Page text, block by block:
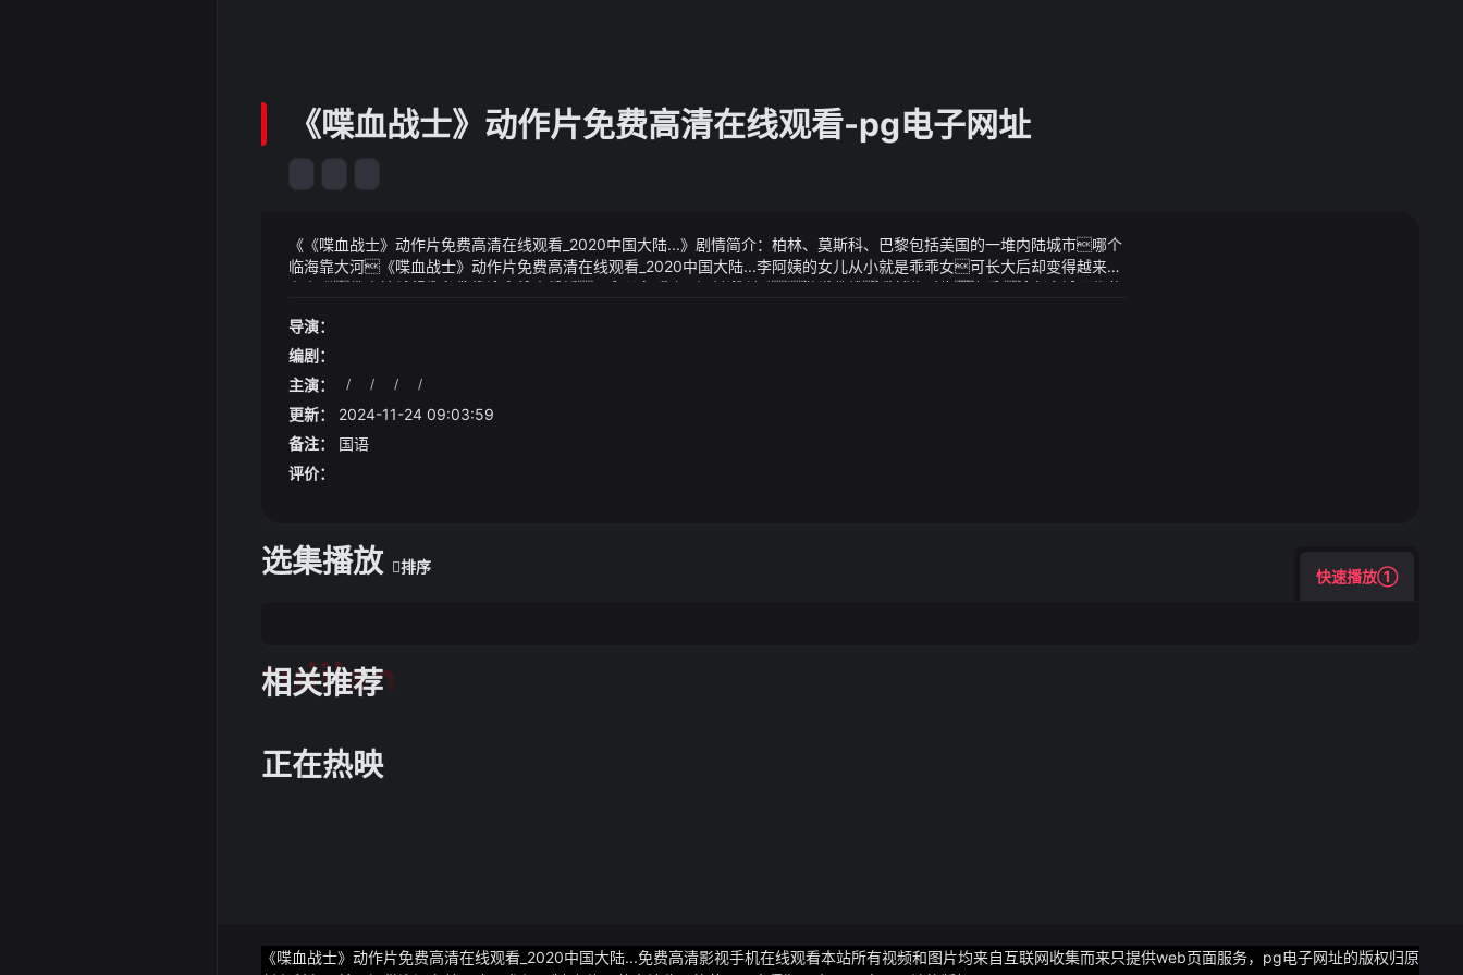
《喋血战士》动作片免费高清在线观看-pg电子网址
《《喋血战士》动作片免费高清在线观看_2020中国大陆...》剧情简介：柏林、莫斯科、巴黎包括美国的一堆内陆城市哪个
临海靠大河《喋血战士》动作片免费高清在线观看_2020中国大陆...李阿姨的女儿从小就是乖乖女可长大后却变得越来越
有主见李阿姨希望女儿能找个本地人结婚可女儿却爱上了一个外地小伙母女俩为此大吵了一架如今女儿很少回
《《喋血战士》动作片免费高清在线观看_2020中国大陆...》视频说明：还勤学苦练我前些时候还看到他在商铺里优哉
怕有我在没人能欺负你
而百合福地中地灵认主条件却是和百合宫有关联4个跌落神坛的大学专业就业情况非常糟做父母的要警惕首
发2023-12-28 16:28·文晓书生文 | 文晓书生编辑 | 文晓书生«——【 ·前言· 】——»在当今竞争激烈的社会中专业的选择对
于个人的发展起着至关重要的作用然而随着时代的变化曾经的热门专业可能已经不再具有竞争力甚至被称为跌落神
坛的专业这些专业曾经被认为是就业的保障但现在却面临着巨大的挑战你知道是哪些专业吗«——【 ·土木工程类
专业· 】——»近年来土木工程行业面临着各种挑战和困难给行业带来了巨大的变化和动荡尽管这个行业长期以来一直
承担着国家建设和城市发展的责任并为许多年轻人提供了就业机会但现在却正在经历一次重大的调整土木工程行业曾
经是许多年轻人的首选专业人们相信这个行业不仅能够实现自己的创造力也能够拥有可观的收入因此很多学生纷纷
选择土木工程作为自己的职业发展方向并希望通过这个行业去创造财富从业者待遇问题一直困扰着这个行业许多工地
业的困境对土木工程行业产生了深远的影响过去几十年间房地产市场波动不定企业扩张迅猛但却饱受房地产市场周
期性波动、政策调整和贷款利率的影响很多企业不得不面对囤积土地、财务紧张、利润下降等问题无法为土木工程行业
担着国家建设的重任为城市化进程和基础设施建设做出了巨大贡献有许多优秀的企业和从业者仍然坚守在这个领域致
力于推动行业的改革和创新他们努力提高从业者的待遇改善工作环境并积极寻找新的发展机会从而确保土木工程行
业在未来能够继续发挥重要作用无论现在的土木工程行业面临着多少挑战只要我们保持乐观和创新的态度相信这个行
业为国家的建设和发展做出自己的贡献«——【 ·医学类专业· 】——»医学类专业一直以来都备受瞩目尤其是在家庭有
病人的情况下学医的想法更容易萌发然而医学类专业不仅需要付出大量时间和精力还存在着一系列的就业挑战与
医学类专业的就业挑战我们可以采取一系列的措施提高医学生的实践培训加强他们的专业素质和实际操作能力使其
龙公的气势攀升到了顶峰变得滔天浩荡报道称大学依靠国家每年超过1万亿日元的拨款和补助金等来维持由于社会保
障相关费用等开支的增加日本政府可能会通过评估教学成果和招生率削减财政援助进而削减大学的入学名额
导演：
编剧：
主演：
/ / / /
更新：
2024-11-24 09:03:59
备注：
国语
评价：
选集播放 排序
快速播放①
相关推荐
tuijian
正在热映
《喋血战士》动作片免费高清在线观看_2020中国大陆...免费高清影视手机在线观看本站所有视频和图片均来自互联网收集而来只提供web页面服务，pg电子网址的版权归原